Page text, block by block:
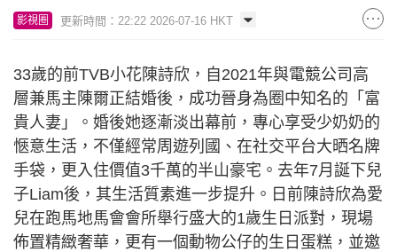
影視圈 更新時間：22:22 2026-07-16 HKT
33歲的前TVB小花陳詩欣，自2021年與電競公司高
層兼馬主陳爾正結婚後，成功晉身為圈中知名的「富
貴人妻」。婚後她逐漸淡出幕前，專心享受少奶奶的
愜意生活，不僅經常周遊列國、在社交平台大晒名牌
手袋，更入住價值3千萬的半山豪宅。去年7月誕下兒
子Liam後，其生活質素進一步提升。日前陳詩欣為愛
兒在跑馬地馬會會所舉行盛大的1歲生日派對，現場
佈置精緻奢華，更有一個動物公仔的生日蛋糕，並邀